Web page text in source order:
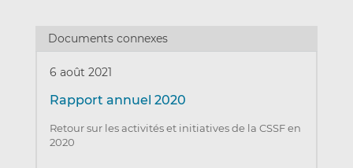
Documents connexes
6 août 2021
Rapport annuel 2020
Retour sur les activités et initiatives de la CSSF en
2020